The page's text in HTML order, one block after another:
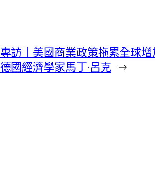
專訪丨美國商業政策拖累全球
德國經濟學家馬丁·呂克 →